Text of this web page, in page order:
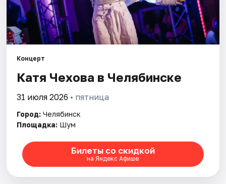
События
Площадки
Артисты
Рейтинги
Концерт
Катя Чехова в Челябинске
31 июля 2026 • пятница
Город: Челябинск
Площадка: Шум
Билеты со скидкой
на Яндекс Афише